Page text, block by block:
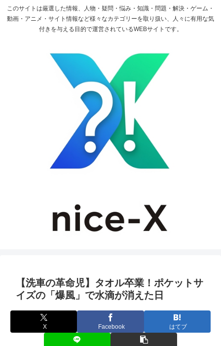
このサイトは厳選した情報、人物・疑問・悩み・知識・問題・解決・ゲーム・
動画・アニメ・サイト情報など様々なカテゴリーを取り扱い、人々に有用な気
付きを与える目的で運営されているWEBサイトです。
【洗車の革命児】タオル卒業！ポケットサ
イズの「爆風」で水滴が消えた日
X Facebook はてブ